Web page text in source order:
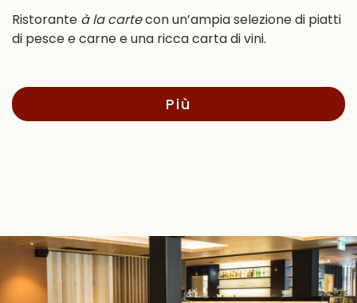
Ristorante à la cartecon un’ampia selezione di piatti
di pesce e carne e una ricca carta di vini.
Più